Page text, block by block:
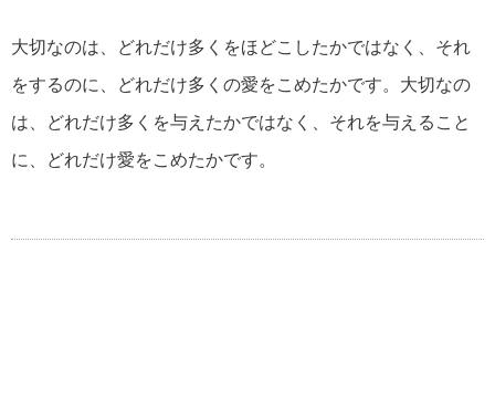
大切なのは、どれだけ多くをほどこしたかではなく、それ
をするのに、どれだけ多くの愛をこめたかです。大切なの
は、どれだけ多くを与えたかではなく、それを与えること
に、どれだけ愛をこめたかです。